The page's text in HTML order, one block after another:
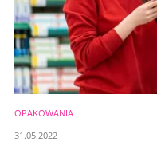
OPAKOWANIA
31.05.2022